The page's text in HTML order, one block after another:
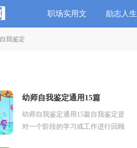
职场实用文 励志人生
自我鉴定
幼师自我鉴定通用15篇
幼师自我鉴定通用15篇自我鉴定是
对一个阶段的学习或工作进行回顾